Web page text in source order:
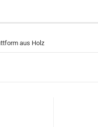
aus Holz